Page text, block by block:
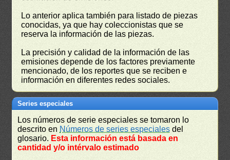
Lo anterior aplica también para listado de piezas
conocidas, ya que hay coleccionistas que se
reserva la información de las piezas.
La precisión y calidad de la información de las
emisiones depende de los factores previamente
mencionado, de los reportes que se reciben e
información en diferentes redes sociales.
Series especiales
Los números de serie especiales se tomaron lo
descrito en Números de series especiales del
glosario. Esta información está basada en
cantidad y/o intérvalo estimado